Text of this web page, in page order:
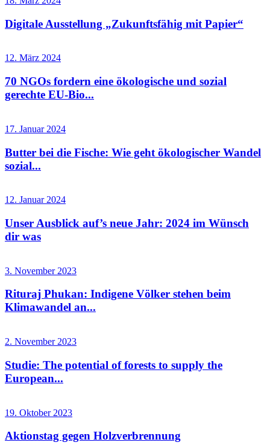
Digitale Ausstellung „Zukunftsfähig mit Papier“
12. März 2024
70 NGOs fordern eine ökologische und sozial
gerechte EU-Bio...
17. Januar 2024
Butter bei die Fische: Wie geht ökologischer Wandel
sozial...
12. Januar 2024
Unser Ausblick auf’s neue Jahr: 2024 im Wünsch
dir was
3. November 2023
Rituraj Phukan: Indigene Völker stehen beim
Klimawandel an...
2. November 2023
Studie: The potential of forests to supply the
European...
19. Oktober 2023
Aktionstag gegen Holzverbrennung